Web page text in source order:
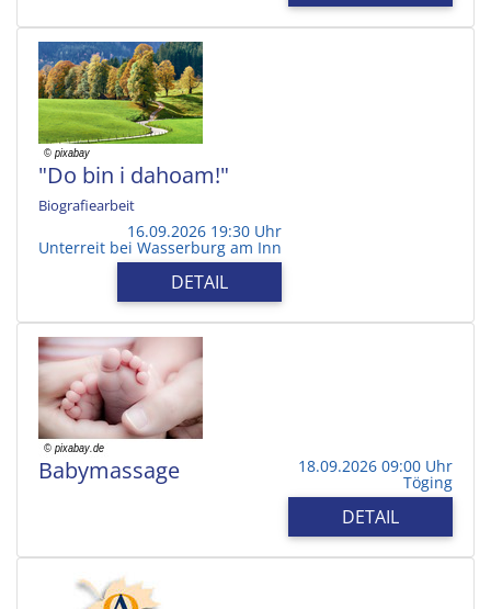
"Do bin i dahoam!"
Biografiearbeit
16.09.2026 19:30 Uhr
Unterreit bei Wasserburg am Inn
DETAIL
Babymassage 18.09.2026 09:00 Uhr
Töging
DETAIL